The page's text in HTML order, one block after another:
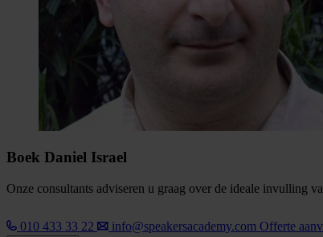
Boek Daniel Israel
Onze consultants adviseren u graag over de ideale invulling
010 433 33 22 info@speakersacademy.com Offerte